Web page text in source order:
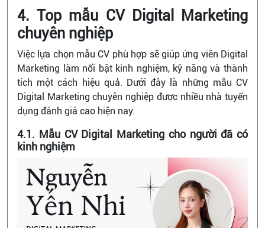
4. Top mẫu CV Digital Marketing
chuyên nghiệp
Việc lựa chọn mẫu CV phù hợp sẽ giúp ứng viên Digital
Marketing làm nổi bật kinh nghiệm, kỹ năng và thành
tích một cách hiệu quả. Dưới đây là những mẫu CV
Digital Marketing chuyên nghiệp được nhiều nhà tuyển
dụng đánh giá cao hiện nay.
4.1. Mẫu CV Digital Marketing cho người đã có
kinh nghiệm